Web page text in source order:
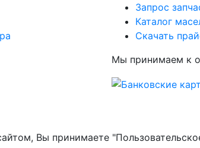
Запрос
Каталог
Скачать
Мы принимаем к
Вы принимаете